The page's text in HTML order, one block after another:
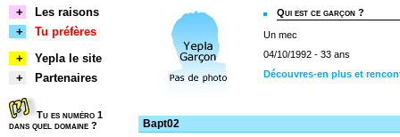
Qui est ce garçon ?
Un mec
04/10/1992 - 33 ans
Découvres-en plus et
Bapt02
+
Les raisons
+
Tu préfères
+
Yepla le site
+
Partenaires
Tu es numéro 1
dans quel domaine ?